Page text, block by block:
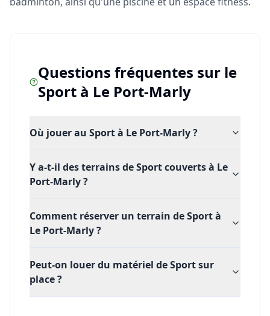
Questions fréquentes sur le
Sportà Le Port-Marly
Où jouer au Sport à Le Port-Marly ?
Y a-t-il des terrains de Sport couverts à Le
Port-Marly ?
Comment réserver un terrain de Sport à
Le Port-Marly ?
Peut-on louer du matériel de Sport sur
place ?